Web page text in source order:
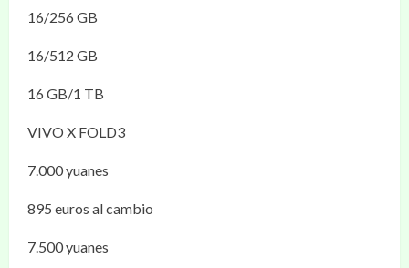
16/256 GB
16/512 GB
16 GB/1 TB
VIVO X FOLD3
7.000 yuanes
895 euros al cambio
7.500 yuanes